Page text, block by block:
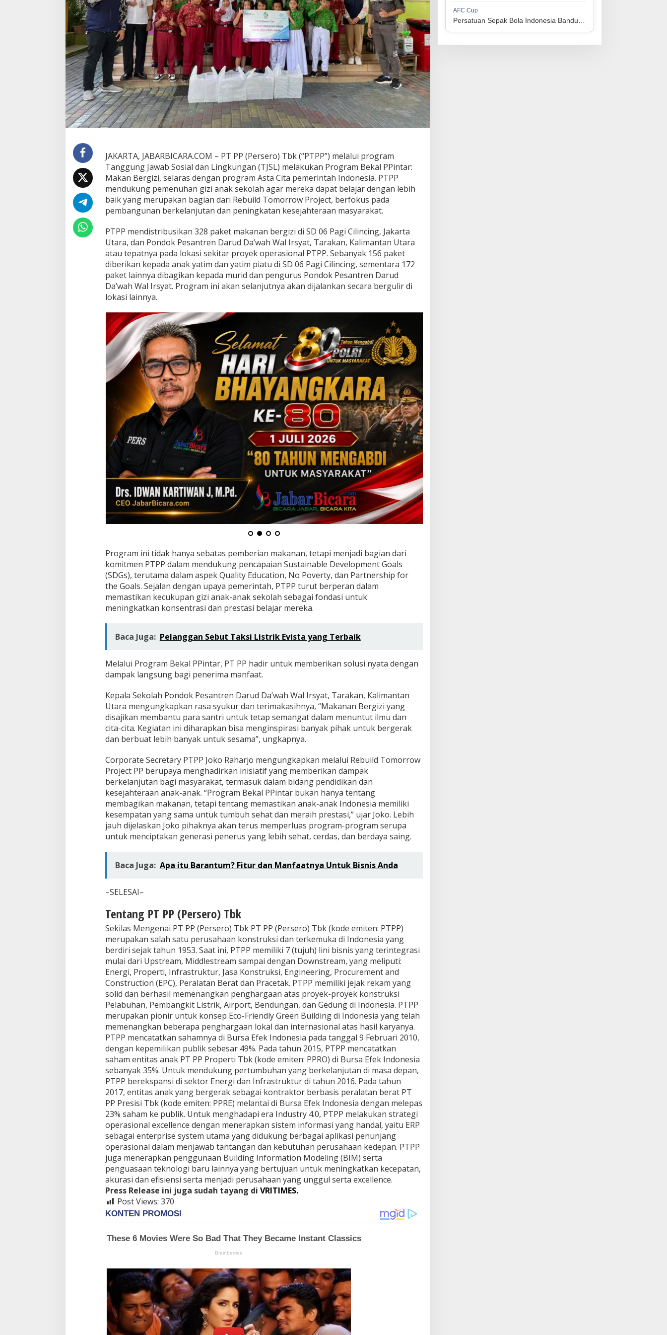
e
k
a
l
P
P
i
n
t
a
r
:
a
n
B
e
r
g
i
i
,
S
e
l
a
r
s
d
e
n
g
a
n
P
r
r
a
m
A
s
t
a
d
a
n
S
s
JAKARTA, JABARBICARA.COM – PT PP (Persero) Tbk (“PTPP”) melalui program
Tanggung Jawab Sosial dan Lingkungan (TJSL) melakukan Program Bekal PPintar:
Makan Bergizi, selaras dengan program Asta Cita pemerintah Indonesia. PTPP
mendukung pemenuhan gizi anak sekolah agar mereka dapat belajar dengan lebih
baik yang merupakan bagian dari Rebuild Tomorrow Project, berfokus pada
pembangunan berkelanjutan dan peningkatan kesejahteraan masyarakat.
PTPP mendistribusikan 328 paket makanan bergizi di SD 06 Pagi Cilincing, Jakarta
Utara, dan Pondok Pesantren Darud Da’wah Wal Irsyat, Tarakan, Kalimantan Utara
atau tepatnya pada lokasi sekitar proyek operasional PTPP. Sebanyak 156 paket
diberikan kepada anak yatim dan yatim piatu di SD 06 Pagi Cilincing, sementara 172
paket lainnya dibagikan kepada murid dan pengurus Pondok Pesantren Darud
Da’wah Wal Irsyat. Program ini akan selanjutnya akan dijalankan secara bergulir di
lokasi lainnya.
Program ini tidak hanya sebatas pemberian makanan, tetapi menjadi bagian dari
komitmen PTPP dalam mendukung pencapaian Sustainable Development Goals
(SDGs), terutama dalam aspek Quality Education, No Poverty, dan Partnership for
the Goals. Sejalan dengan upaya pemerintah, PTPP turut berperan dalam
memastikan kecukupan gizi anak-anak sekolah sebagai fondasi untuk
meningkatkan konsentrasi dan prestasi belajar mereka.
Baca Juga: Pelanggan Sebut Taksi Listrik Evista yang Terbaik
Melalui Program Bekal PPintar, PT PP hadir untuk memberikan solusi nyata dengan
dampak langsung bagi penerima manfaat.
Kepala Sekolah Pondok Pesantren Darud Da’wah Wal Irsyat, Tarakan, Kalimantan
Utara mengungkapkan rasa syukur dan terimakasihnya, “Makanan Bergizi yang
disajikan membantu para santri untuk tetap semangat dalam menuntut ilmu dan
cita-cita. Kegiatan ini diharapkan bisa menginspirasi banyak pihak untuk bergerak
dan berbuat lebih banyak untuk sesama”, ungkapnya.
Corporate Secretary PTPP Joko Raharjo mengungkapkan melalui Rebuild Tomorrow
Project PP berupaya menghadirkan inisiatif yang memberikan dampak
berkelanjutan bagi masyarakat, termasuk dalam bidang pendidikan dan
kesejahteraan anak-anak. “Program Bekal PPintar bukan hanya tentang
membagikan makanan, tetapi tentang memastikan anak-anak Indonesia memiliki
kesempatan yang sama untuk tumbuh sehat dan meraih prestasi,” ujar Joko. Lebih
jauh dijelaskan Joko pihaknya akan terus memperluas program-program serupa
untuk menciptakan generasi penerus yang lebih sehat, cerdas, dan berdaya saing.
Baca Juga: Apa itu Barantum? Fitur dan Manfaatnya Untuk Bisnis Anda
–SELESAI–
Tentang PT PP (Persero) Tbk
Sekilas Mengenai PT PP (Persero) Tbk PT PP (Persero) Tbk (kode emiten: PTPP)
merupakan salah satu perusahaan konstruksi dan terkemuka di Indonesia yang
berdiri sejak tahun 1953. Saat ini, PTPP memiliki 7 (tujuh) lini bisnis yang terintegrasi
mulai dari Upstream, Middlestream sampai dengan Downstream, yang meliputi:
Energi, Properti, Infrastruktur, Jasa Konstruksi, Engineering, Procurement and
Construction (EPC), Peralatan Berat dan Pracetak. PTPP memiliki jejak rekam yang
solid dan berhasil memenangkan penghargaan atas proyek-proyek konstruksi
Pelabuhan, Pembangkit Listrik, Airport, Bendungan, dan Gedung di Indonesia. PTPP
merupakan pionir untuk konsep Eco-Friendly Green Building di Indonesia yang telah
memenangkan beberapa penghargaan lokal dan internasional atas hasil karyanya.
PTPP mencatatkan sahamnya di Bursa Efek Indonesia pada tanggal 9 Februari 2010,
dengan kepemilikan publik sebesar 49%. Pada tahun 2015, PTPP mencatatkan
saham entitas anak PT PP Properti Tbk (kode emiten: PPRO) di Bursa Efek Indonesia
sebanyak 35%. Untuk mendukung pertumbuhan yang berkelanjutan di masa depan,
PTPP berekspansi di sektor Energi dan Infrastruktur di tahun 2016. Pada tahun
2017, entitas anak yang bergerak sebagai kontraktor berbasis peralatan berat PT
PP Presisi Tbk (kode emiten: PPRE) melantai di Bursa Efek Indonesia dengan melepas
23% saham ke publik. Untuk menghadapi era Industry 4.0, PTPP melakukan strategi
operasional excellence dengan menerapkan sistem informasi yang handal, yaitu ERP
sebagai enterprise system utama yang didukung berbagai aplikasi penunjang
operasional dalam menjawab tantangan dan kebutuhan perusahaan kedepan. PTPP
juga menerapkan penggunaan Building Information Modeling (BIM) serta
penguasaan teknologi baru lainnya yang bertujuan untuk meningkatkan kecepatan,
akurasi dan efisiensi serta menjadi perusahaan yang unggul serta excellence.
Press Release ini juga sudah tayang di VRITIMES.
Post Views: 370
1
3
4
1
AFC Cup